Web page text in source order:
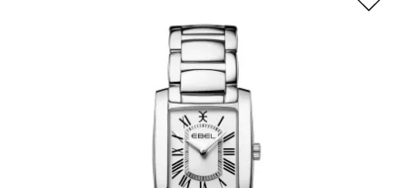
ROLEX
UHREN
SCHMUCK
HOCHZEIT